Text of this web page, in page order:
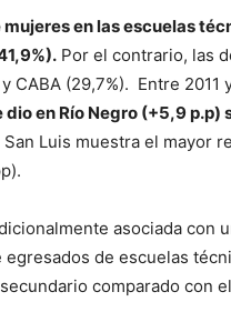
en las escuelas
Por el contrario, las
CABA (29,7%). Entre 2011
en Río Negro (+5,9 p.p)
Luis muestra el mayor
asociada con
de escuelas
comparado con